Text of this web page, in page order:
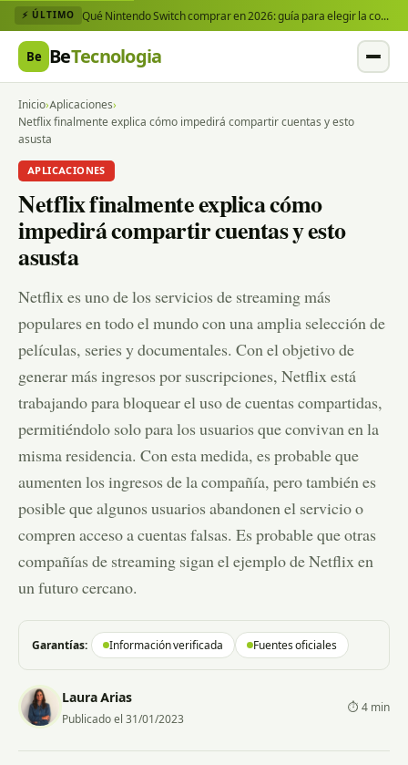
⚡ ÚLTIMO Qué Nintendo Switch comprar en 2026: guía para elegir la consola y los juegos que necesitas
Be BeTecnologia
Inicio›Aplicaciones›
Netflix finalmente explica cómo impedirá compartir cuentas y esto
asusta
APLICACIONES
Netflix finalmente explica cómo
impedirá compartir cuentas y esto
asusta
Netflix es uno de los servicios de streaming más
populares en todo el mundo con una amplia selección de
películas, series y documentales. Con el objetivo de
generar más ingresos por suscripciones, Netflix está
trabajando para bloquear el uso de cuentas compartidas,
permitiéndolo solo para los usuarios que convivan en la
misma residencia. Con esta medida, es probable que
aumenten los ingresos de la compañía, pero también es
posible que algunos usuarios abandonen el servicio o
compren acceso a cuentas falsas. Es probable que otras
compañías de streaming sigan el ejemplo de Netflix en
un futuro cercano.
Garantías: Información verificada Fuentes oficiales
Laura Arias
Publicado el 31/01/2023
⏱ 4 min